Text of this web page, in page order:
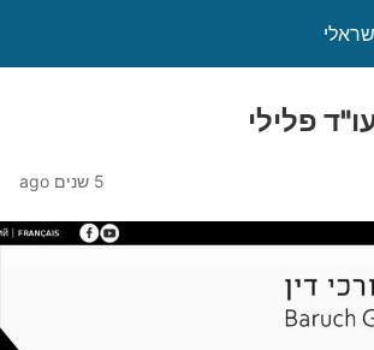
פלילי
5 שנים ago